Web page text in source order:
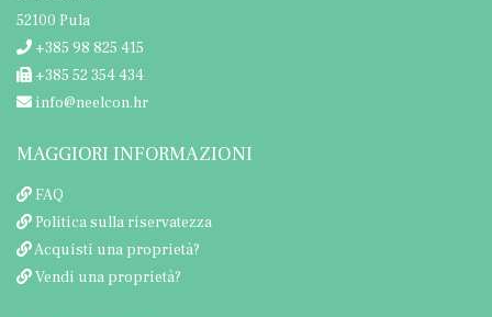
52100 Pula
+385 98 825 415
+385 52 354 434
info@neelcon.hr
MAGGIORI INFORMAZIONI
FAQ
Politica sulla riservatezza
Acquisti una proprietà?
Vendi una proprietà?